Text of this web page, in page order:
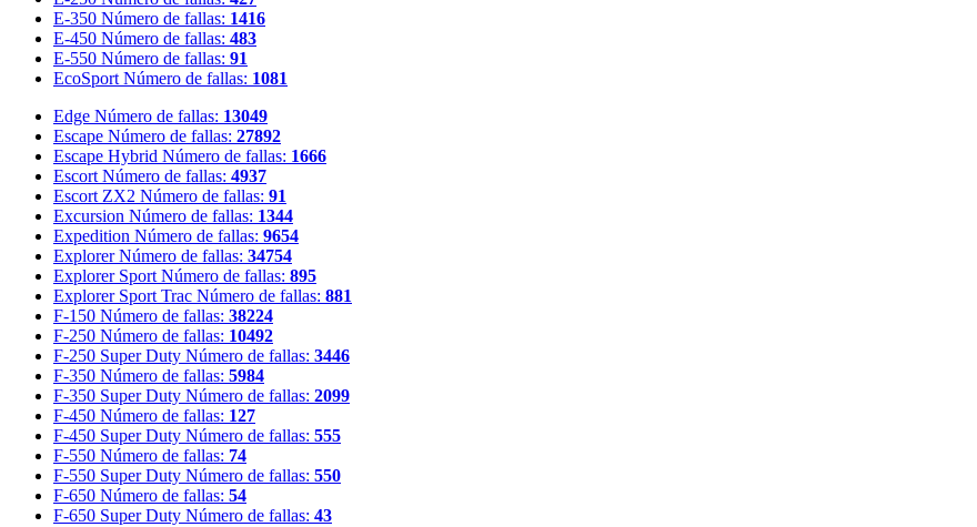
E-350 Número de fallas: 1416
E-450 Número de fallas: 483
E-550 Número de fallas: 91
EcoSport Número de fallas: 1081
Edge Número de fallas: 13049
Escape Número de fallas: 27892
Escape Hybrid Número de fallas: 1666
Escort Número de fallas: 4937
Escort ZX2 Número de fallas: 91
Excursion Número de fallas: 1344
Expedition Número de fallas: 9654
Explorer Número de fallas: 34754
Explorer Sport Número de fallas: 895
Explorer Sport Trac Número de fallas: 881
F-150 Número de fallas: 38224
F-250 Número de fallas: 10492
F-250 Super Duty Número de fallas: 3446
F-350 Número de fallas: 5984
F-350 Super Duty Número de fallas: 2099
F-450 Número de fallas: 127
F-450 Super Duty Número de fallas: 555
F-550 Número de fallas: 74
F-550 Super Duty Número de fallas: 550
F-650 Número de fallas: 54
F-650 Super Duty Número de fallas: 43